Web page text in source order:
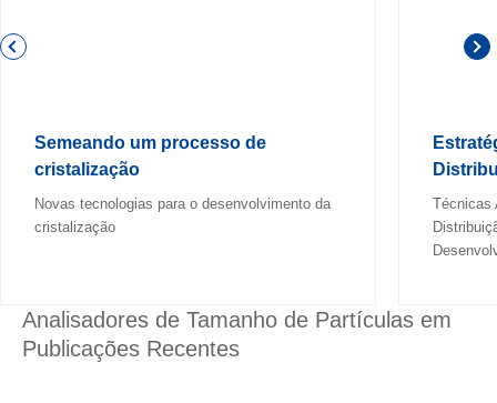
Semeando um processo de
cristalização
Novas tecnologias para o desenvolvimento da
cristalização
Técnicas
Analisadores de Tamanho de Partículas em
Publicações Recentes